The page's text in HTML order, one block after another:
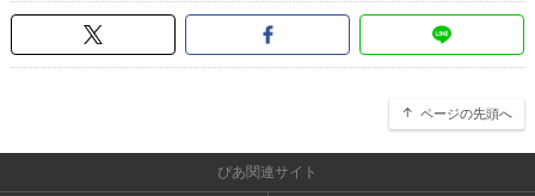
ページの先頭へ
ぴあ関連サイト